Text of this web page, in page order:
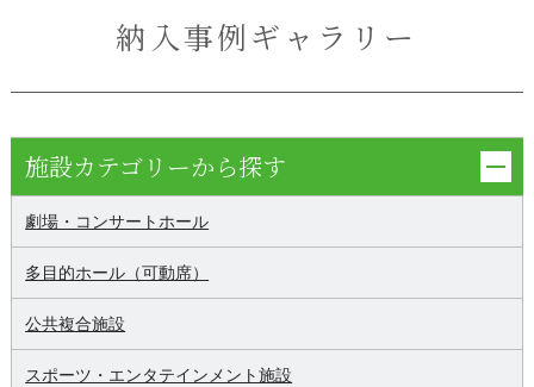
納入事例ギャラリー
施設カテゴリーから探す
劇場・コンサートホール
多目的ホール（可動席）
公共複合施設
スポーツ・エンタテインメント施設